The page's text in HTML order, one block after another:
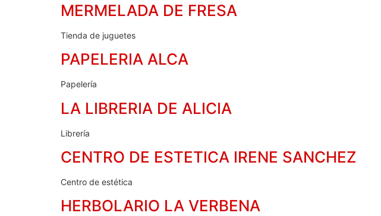
MERMELADA DE FRESA
Tienda de juguetes
PAPELERIA ALCA
Papelería
LA LIBRERIA DE ALICIA
Librería
CENTRO DE ESTETICA IRENE SANCHEZ
Centro de estética
HERBOLARIO LA VERBENA